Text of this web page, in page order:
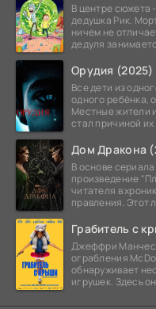
В центре сюжета
дедушка Рик.
ничем не
дедуля
Орудия (2025)
Все дети из
одного ребёнка,
Местные жители
стал причиной
Дом Дракона
В основе
произведение
читателя в
правления. Этот
Грабитель с
Джеффри
ограбления
обнаруживает
игрушек. Здесь